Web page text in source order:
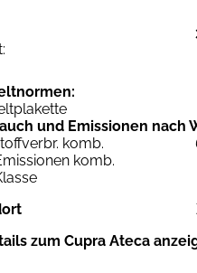
und Emissionen nach
komb.
komb.
zum Cupra Ateca